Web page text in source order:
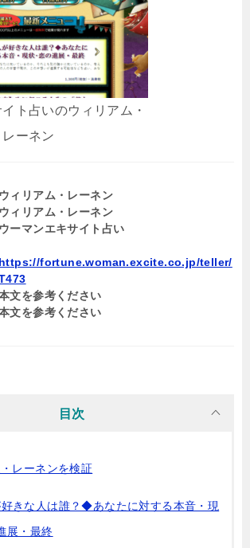
ト占いのウィリアム・
レーネン
ウィリアム・レーネン
ウィリアム・レーネン
ウーマンエキサイト占い
https://fortune.woman.excite.co.jp/teller/
文を参考ください
文を参考ください
目次
レーネンを検証
きな人は誰？◆あなたに対する本音・現
展・最終